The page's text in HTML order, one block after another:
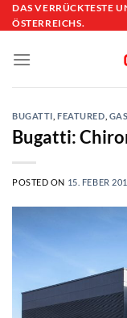
Skip
to
DAS VERRÜCKTESTE
ÖSTERREICHS.
BUGATTI ,FEATURED
Bugatti:
POSTED ON 15. FEBER